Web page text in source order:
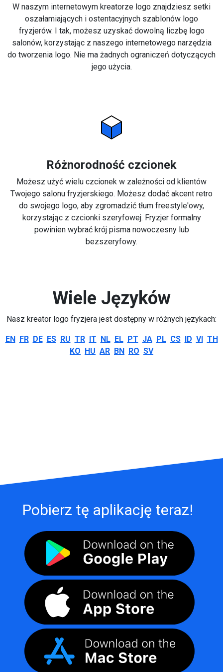
W naszym internetowym kreatorze logo znajdziesz setki
oszałamiających i ostentacyjnych szablonów logo
fryzjerów. I tak, możesz uzyskać dowolną liczbę logo
salonów, korzystając z naszego internetowego narzędzia
do tworzenia logo. Nie ma żadnych ograniczeń dotyczących
jego użycia.
Różnorodność czcionek
Możesz użyć wielu czcionek w zależności od klientów
Twojego salonu fryzjerskiego. Możesz dodać akcent retro
do swojego logo, aby zgromadzić tłum freestyle'owy,
korzystając z czcionki szeryfowej. Fryzjer formalny
powinien wybrać krój pisma nowoczesny lub
bezszeryfowy.
Wiele Języków
Nasz kreator logo fryzjera jest dostępny w różnych językach:
EN FR DE ES RU TR IT NL EL PT JA PL CS ID VI TH
KO HU AR BN RO SV
Pobierz tę aplikację teraz!